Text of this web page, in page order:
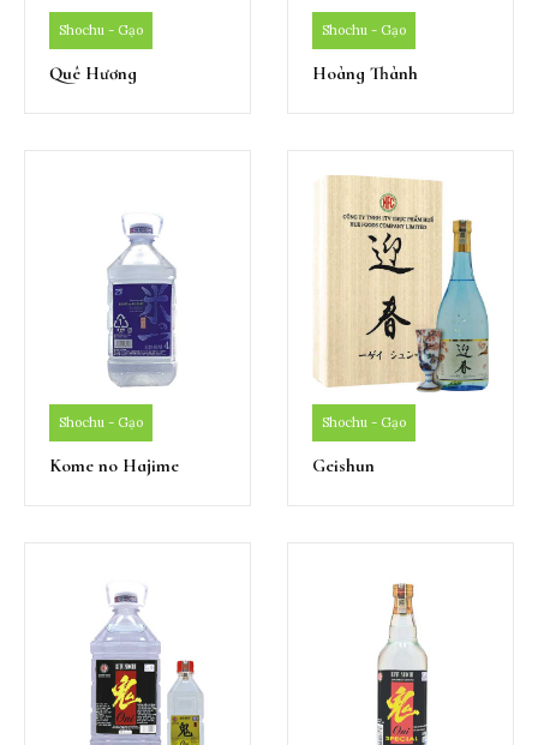
Shochu - Gạo
Quê Hương
Shochu - Gạo
Hoàng Thành
Shochu - Gạo
Kome no Hajime
Shochu - Gạo
Geishun